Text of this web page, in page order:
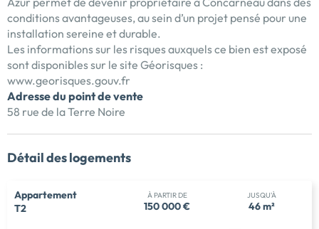
conditions avantageuses, au sein d’un projet pensé pour une
installation sereine et durable.
Les informations sur les risques auxquels ce bien est exposé
sont disponibles sur le site Géorisques :
www.georisques.gouv.fr
Adresse du point de vente
58 rue de la Terre Noire
Détail des logements
Appartement
T2
À PARTIR DE
150 000 €
JUSQU'À
46 m²